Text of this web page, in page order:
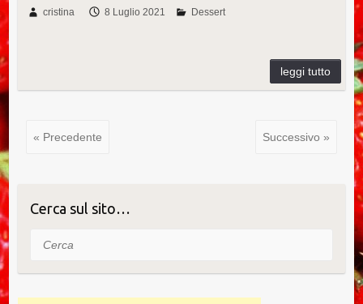
c
o
k
tt
er k
n
m m
vi
di
cristina 8 Luglio 2021 Dessert
« Precedente Successivo »
Cerca sul sito…
Cerca